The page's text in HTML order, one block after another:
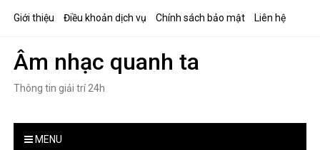
Giới thiệu Điều khoản dịch vụ Chính sách bảo mật Liên hệ
Âm nhạc quanh ta
Thông tin giải trí 24h
MENU